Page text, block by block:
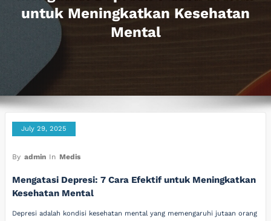
untuk Meningkatkan Kesehatan
Mental
July 29, 2025
By admin In Medis
Mengatasi Depresi: 7 Cara Efektif untuk Meningkatkan
Kesehatan Mental
Depresi adalah kondisi kesehatan mental yang memengaruhi jutaan orang